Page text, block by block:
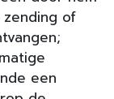
of
een